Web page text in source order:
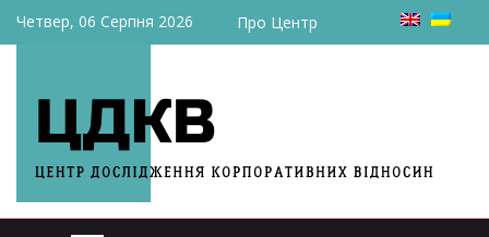
Четвер, 06 Серпня 2026 Про Центр